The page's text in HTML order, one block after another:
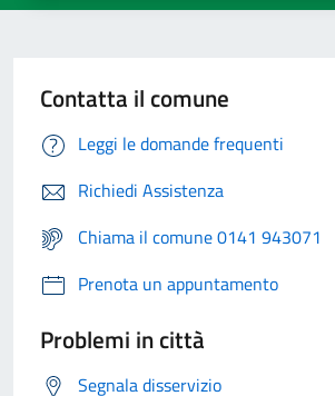
Contatta il comune
Leggi le domande frequenti
Richiedi Assistenza
Chiama il comune 0141 943071
Prenota un appuntamento
Problemi in città
Segnala disservizio